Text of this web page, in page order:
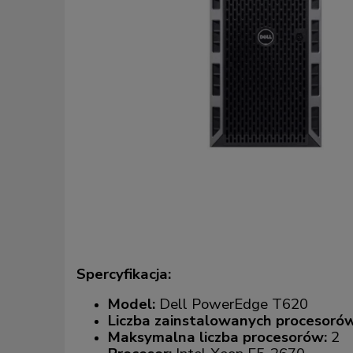
Spercyfikacja:
Model: Dell PowerEdge T620
Liczba zainstalowanych
Maksymalna liczba procesorów: 2